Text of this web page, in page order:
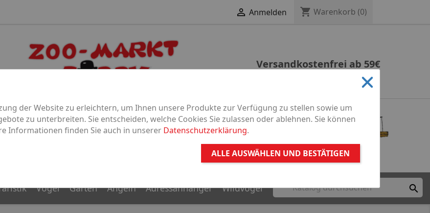
 Anmelden shopping_cart Warenkorb (0)
Versandkostenfrei ab 59€
Gartenteich
Vögel Garten Angeln Adressanhänger Wildvögel 
der Website zu erleichtern, um Ihnen unsere Produkte zur Verfügung zu stellen sowie um
zu unterbreiten. Sie entscheiden, welche Cookies Sie zulassen oder ablehnen. Sie können
Informationen finden Sie auch in unserer Datenschutzerklärung.
ALLE AUSWÄHLEN UND BESTÄTIGEN